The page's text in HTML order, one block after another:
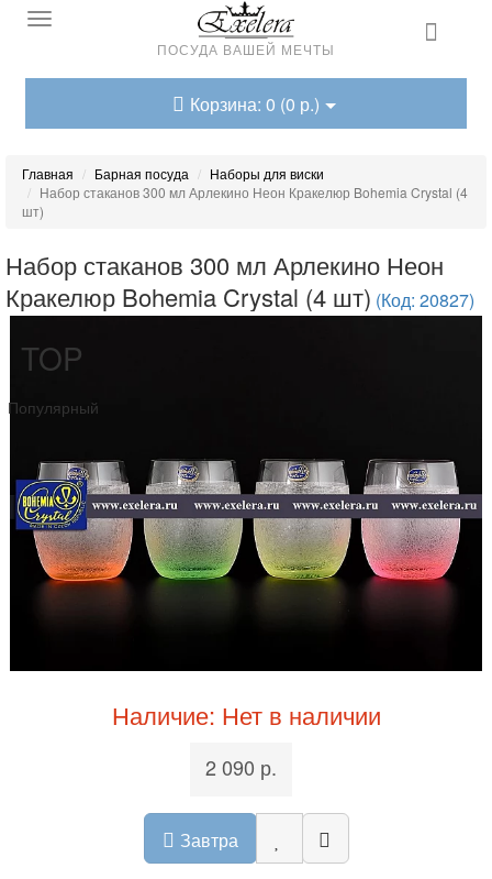
ПОСУДА ВАШЕЙ МЕЧТЫ
Корзина: 0 (0 р.)
Главная Барная посуда
Наборы для виски
Набор стаканов 300 мл Арлекино Неон Кракелюр Bohemia Crystal (4
шт)
Набор стаканов 300 мл Арлекино Неон
Кракелюр Bohemia Crystal (4 шт) (Код: 20827)
TOP
Популярный
Наличие: Нет в наличии
2 090 р.
Завтра